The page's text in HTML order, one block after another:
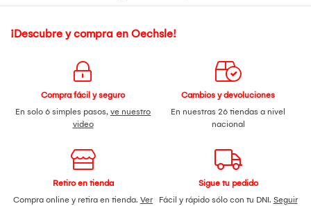
¡Descubre y compra en Oechsle!
Compra fácil y seguro
En solo 6 simples pasos, ve nuestro
video
Cambios y devoluciones
En nuestras 26 tiendas a nivel
nacional
Retiro en tienda
Compra online y retira en tienda. Ver
Sigue tu pedido
Fácil y rápido sólo con tu DNI. Seguir